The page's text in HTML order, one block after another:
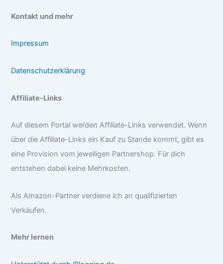
Kontakt und mehr
Impressum
Datenschutzerklärung
Affiliate-Links
Auf diesem Portal werden Affiliate-Links verwendet. Wenn
über die Affiliate-Links ein Kauf zu Stande kommt, gibt es
eine Provision vom jeweiligen Partnershop. Für dich
entstehen dabei keine Mehrkosten.
Als Amazon-Partner verdiene ich an qualifizierten
Verkäufen.
Mehr lernen